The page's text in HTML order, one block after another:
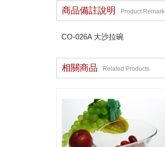
商品備註說明 Product Remark
CO-026A 大沙拉碗
相關商品 Related Products